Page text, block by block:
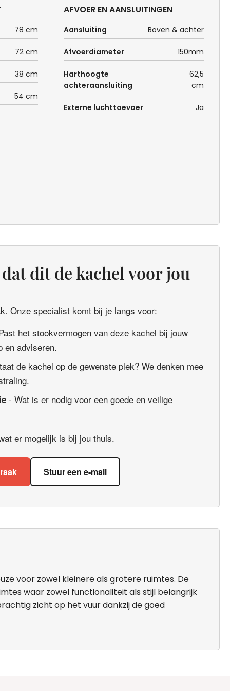
78 cm
72 cm
38 cm
54 cm
AFVOER EN AANSLUITINGEN
Aansluiting Boven & achter
Afvoerdiameter 150mm
Harthoogte
achteraansluiting
62,5
cm
Externe luchttoevoer Ja
dit de kachel voor jou
Onze specialist komt bij je langs voor:
het stookvermogen van deze kachel bij jouw
en adviseren.
de kachel op de gewenste plek? We denken mee
- Wat is er nodig voor een goede en veilige
er mogelijk is bij jou thuis.
Stuur een e-mail
voor zowel kleinere als grotere ruimtes. De
waar zowel functionaliteit als stijl belangrijk
zicht op het vuur dankzij de goed